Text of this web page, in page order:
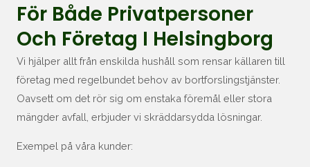
För Både Privatpersoner
Och Företag I Helsingborg
Vi hjälper allt från enskilda hushåll som rensar källaren till
företag med regelbundet behov av bortforslingstjänster.
Oavsett om det rör sig om enstaka föremål eller stora
mängder avfall, erbjuder vi skräddarsydda lösningar.
Exempel på våra kunder: